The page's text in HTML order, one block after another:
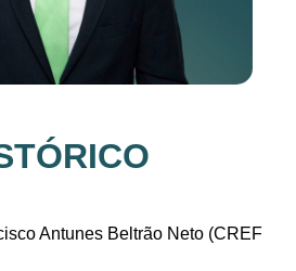
Antunes Beltrão Neto (CREF